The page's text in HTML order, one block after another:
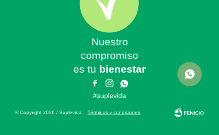
Nuestro
compromiso
es tu bienestar
 

#suplevida
© Copyright 2026 / SuplevidaTérminos y condiciones